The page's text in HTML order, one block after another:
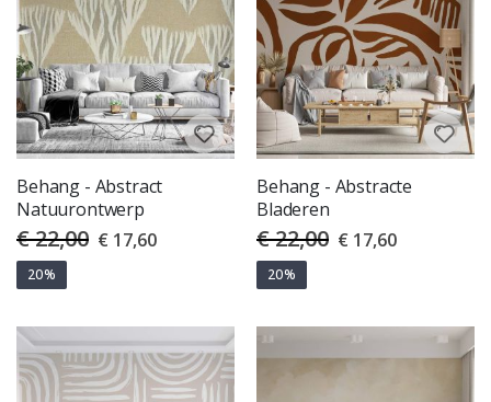
Behang - Abstract
Natuurontwerp
€ 22,00 Special
Price
€ 17,60
20%
Behang - Abstracte
Bladeren
€ 22,00 Special
Price
€ 17,60
20%